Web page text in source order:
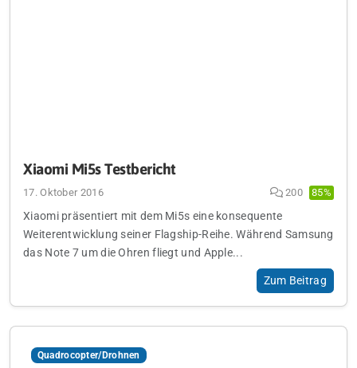
Xiaomi Mi5s Testbericht
17. Oktober 2016 200 85%
Xiaomi präsentiert mit dem Mi5s eine konsequente
Weiterentwicklung seiner Flagship-Reihe. Während Samsung
das Note 7 um die Ohren fliegt und Apple...
Zum Beitrag
Quadrocopter/Drohnen